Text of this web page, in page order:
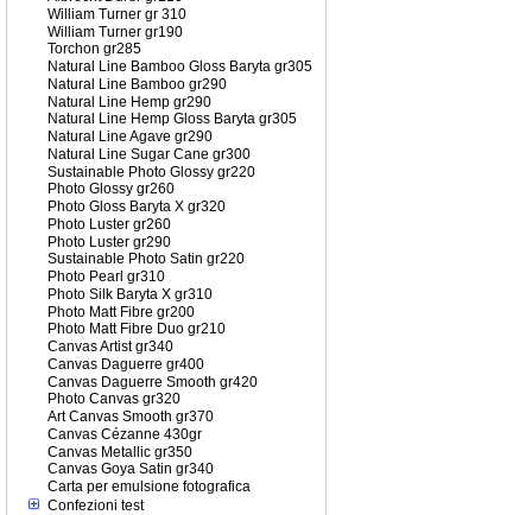
William Turner gr 310
William Turner gr190
Torchon gr285
Natural Line Bamboo Gloss Baryta gr305
Natural Line Bamboo gr290
Natural Line Hemp gr290
Natural Line Hemp Gloss Baryta gr305
Natural Line Agave gr290
Natural Line Sugar Cane gr300
Sustainable Photo Glossy gr220
Photo Glossy gr260
Photo Gloss Baryta X gr320
Photo Luster gr260
Photo Luster gr290
Sustainable Photo Satin gr220
Photo Pearl gr310
Photo Silk Baryta X gr310
Photo Matt Fibre gr200
Photo Matt Fibre Duo gr210
Canvas Artist gr340
Canvas Daguerre gr400
Canvas Daguerre Smooth gr420
Photo Canvas gr320
Art Canvas Smooth gr370
Canvas Cézanne 430gr
Canvas Metallic gr350
Canvas Goya Satin gr340
Carta per emulsione fotografica
Confezioni test